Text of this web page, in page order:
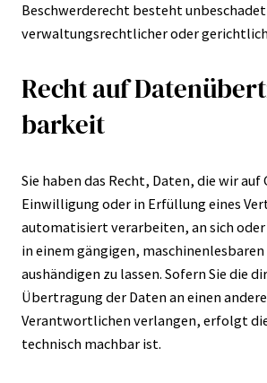
Beschwerderecht besteht
verwaltungsrechtlicher oder
Recht auf
barkeit
Sie haben das Recht, Daten, die wir auf
Einwilligung oder in Erfüllung eines
automatisiert verarbeiten, an sich
in einem gängigen,
aushändigen zu lassen. Sofern Sie die
Übertragung der Daten an einen
Verantwortlichen verlangen, erfolgt
technisch machbar ist.